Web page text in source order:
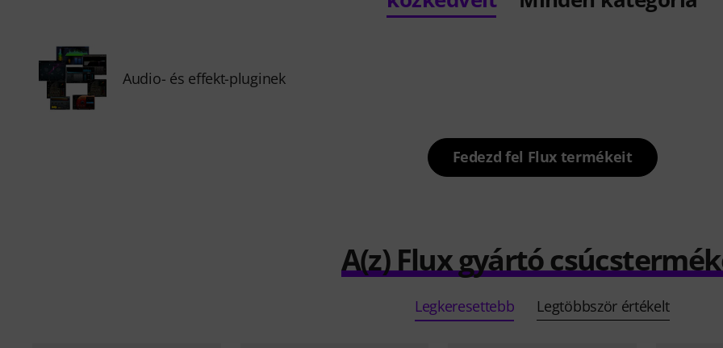
Audio- és effekt-pluginek
Fedezd fel Flux termékeit
A(z) Flux gyártó
Legkeresettebb Legtöbbször értékelt